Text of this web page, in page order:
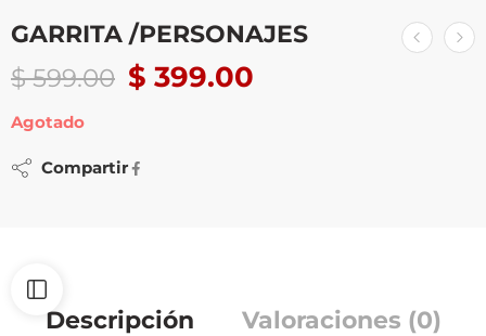
GARRITA /PERSONAJES
$599.00 $ 399.00
Agotado
Compartir
Descripción Valoraciones (0)